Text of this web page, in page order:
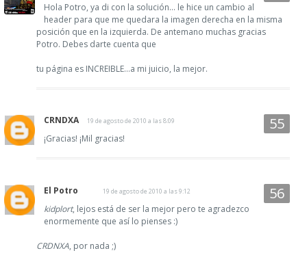
Hola Potro, ya di con la solución... le hice un cambio al
header para que me quedara la imagen derecha en la misma
posición que en la izquierda. De antemano muchas gracias
Potro. Debes darte cuenta que
tu página es INCREIBLE...a mi juicio, la mejor.
CRNDXA 19 de agosto de 2010 a las 8:09
¡Gracias! ¡Mil gracias!
El Potro 19 de agosto de 2010 a las 9:12
kidplort, lejos está de ser la mejor pero te agradezco
enormemente que así lo pienses :)
CRDNXA, por nada ;)